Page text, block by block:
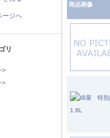
ージへ
リ
>
>
商品画像